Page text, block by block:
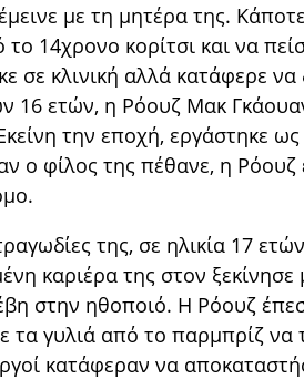
με τη μητέρα της.
14χρονο κορίτσι και να
σε κλινική αλλά κατάφερε να
16 ετών, η Ρόουζ Μακ
την εποχή, εργάστηκε
ο φίλος της πέθανε, η Ρόουζ
της, σε ηλικία 17
καριέρα της στον
στην ηθοποιό. Η Ρόουζ
τα γυλιά από το παρμπρίζ
κατάφεραν να